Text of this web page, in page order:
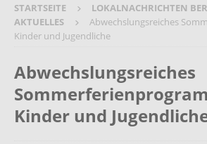
STARTSEITE
LOKALNACHRICHTEN
AKTUELLES
Abwechslungsreiches
Kinder und Jugendliche
Abwechslungsreiches
Kinder und